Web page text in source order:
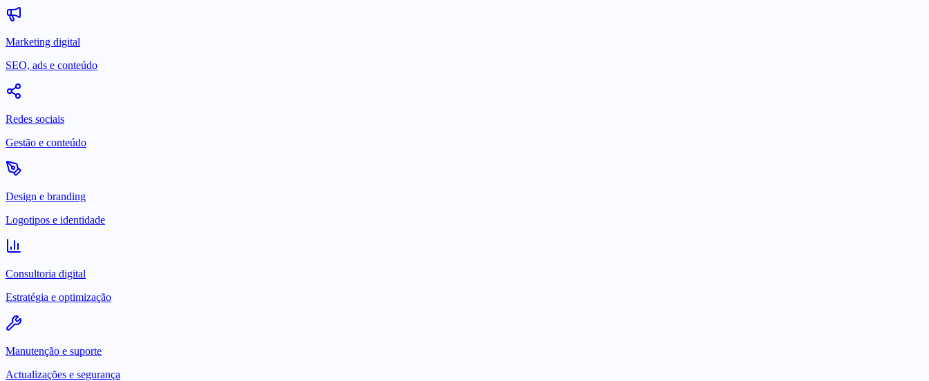
Marketing digital
SEO, ads e conteúdo
Redes sociais
Gestão e conteúdo
Design e branding
Logotipos e identidade
Consultoria digital
Estratégia e optimização
Manutenção e suporte
Actualizações e segurança